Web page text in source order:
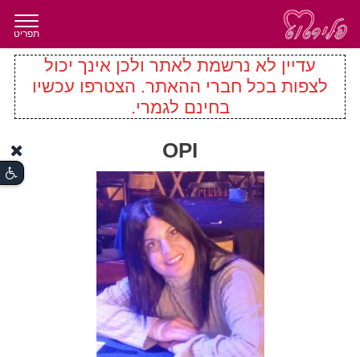
תפריט
עדיין לא נרשמת לאתר ולכן אינך יכול
לצפות בכל חברי ההאתר. הצטרפו עכשיו
בחינם לגמרי.
OPI